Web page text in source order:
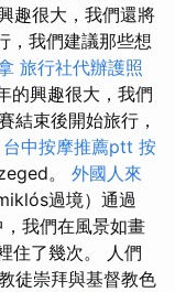
趣很大，我們還將
，我們建議那些想
旅行社代辦護照
的興趣很大，我們
結束後開始旅行，
台中按摩推薦ptt 按
。 外國人來
過境）通過
我們在風景如畫
住了幾次。 人們
徒崇拜與基督教色